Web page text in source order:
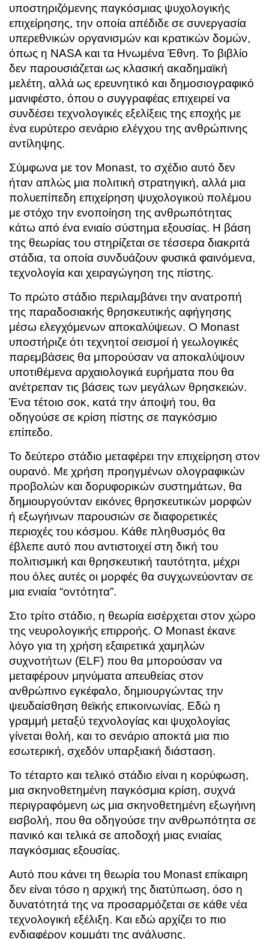
υποστηριζόμενης παγκόσμιας ψυχολογικής
επιχείρησης, την οποία απέδιδε σε συνεργασία
υπερεθνικών οργανισμών και κρατικών δομών,
όπως η NASA και τα Ηνωμένα Έθνη. Το βιβλίο
δεν παρουσιάζεται ως κλασική ακαδημαϊκή
μελέτη, αλλά ως ερευνητικό και δημοσιογραφικό
μανιφέστο, όπου ο συγγραφέας επιχειρεί να
συνδέσει τεχνολογικές εξελίξεις της εποχής με
ένα ευρύτερο σενάριο ελέγχου της ανθρώπινης
αντίληψης.
Σύμφωνα με τον Monast, το σχέδιο αυτό δεν
ήταν απλώς μια πολιτική στρατηγική, αλλά μια
πολυεπίπεδη επιχείρηση ψυχολογικού πολέμου
με στόχο την ενοποίηση της ανθρωπότητας
κάτω από ένα ενιαίο σύστημα εξουσίας. Η βάση
της θεωρίας του στηρίζεται σε τέσσερα διακριτά
στάδια, τα οποία συνδυάζουν φυσικά φαινόμενα,
τεχνολογία και χειραγώγηση της πίστης.
Το πρώτο στάδιο περιλαμβάνει την ανατροπή
της παραδοσιακής θρησκευτικής αφήγησης
μέσω ελεγχόμενων αποκαλύψεων. Ο Monast
υποστήριζε ότι τεχνητοί σεισμοί ή γεωλογικές
παρεμβάσεις θα μπορούσαν να αποκαλύψουν
υποτιθέμενα αρχαιολογικά ευρήματα που θα
ανέτρεπαν τις βάσεις των μεγάλων θρησκειών.
Ένα τέτοιο σοκ, κατά την άποψή του, θα
οδηγούσε σε κρίση πίστης σε παγκόσμιο
επίπεδο.
Το δεύτερο στάδιο μεταφέρει την επιχείρηση στον
ουρανό. Με χρήση προηγμένων ολογραφικών
προβολών και δορυφορικών συστημάτων, θα
δημιουργούνταν εικόνες θρησκευτικών μορφών
ή εξωγήινων παρουσιών σε διαφορετικές
περιοχές του κόσμου. Κάθε πληθυσμός θα
έβλεπε αυτό που αντιστοιχεί στη δική του
πολιτισμική και θρησκευτική ταυτότητα, μέχρι
που όλες αυτές οι μορφές θα συγχωνεύονταν σε
μια ενιαία “οντότητα”.
Στο τρίτο στάδιο, η θεωρία εισέρχεται στον χώρο
της νευρολογικής επιρροής. Ο Monast έκανε
λόγο για τη χρήση εξαιρετικά χαμηλών
συχνοτήτων (ELF) που θα μπορούσαν να
μεταφέρουν μηνύματα απευθείας στον
ανθρώπινο εγκέφαλο, δημιουργώντας την
ψευδαίσθηση θεϊκής επικοινωνίας. Εδώ η
γραμμή μεταξύ τεχνολογίας και ψυχολογίας
γίνεται θολή, και το σενάριο αποκτά μια πιο
εσωτερική, σχεδόν υπαρξιακή διάσταση.
Το τέταρτο και τελικό στάδιο είναι η κορύφωση,
μια σκηνοθετημένη παγκόσμια κρίση, συχνά
περιγραφόμενη ως μια σκηνοθετημένη εξωγήινη
εισβολή, που θα οδηγούσε την ανθρωπότητα σε
πανικό και τελικά σε αποδοχή μιας ενιαίας
παγκόσμιας εξουσίας.
Αυτό που κάνει τη θεωρία του Monast επίκαιρη
δεν είναι τόσο η αρχική της διατύπωση, όσο η
δυνατότητά της να προσαρμόζεται σε κάθε νέα
τεχνολογική εξέλιξη. Και εδώ αρχίζει το πιο
ενδιαφέρον κομμάτι της ανάλυσης.